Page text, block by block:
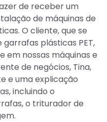
de receber um
de máquinas de
O cliente, que se
plásticas PET,
em nossas máquinas e
de negócios, Tina,
e uma explicação
incluindo o
o triturador de